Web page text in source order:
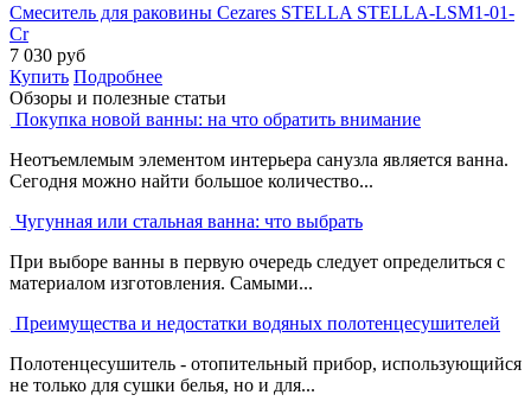
Смеситель для раковины Cezares STELLA STELLA-LSM1-01-
Cr
7 030 руб
Купить Подробнее
Обзоры и полезные статьи
Покупка новой ванны: на что обратить внимание
Неотъемлемым элементом интерьера санузла является ванна.
Сегодня можно найти большое количество...
Чугунная или стальная ванна: что выбрать
При выборе ванны в первую очередь следует определиться с
материалом изготовления. Самыми...
Преимущества и недостатки водяных полотенцесушителей
Полотенцесушитель - отопительный прибор, использующийся
не только для сушки белья, но и для...